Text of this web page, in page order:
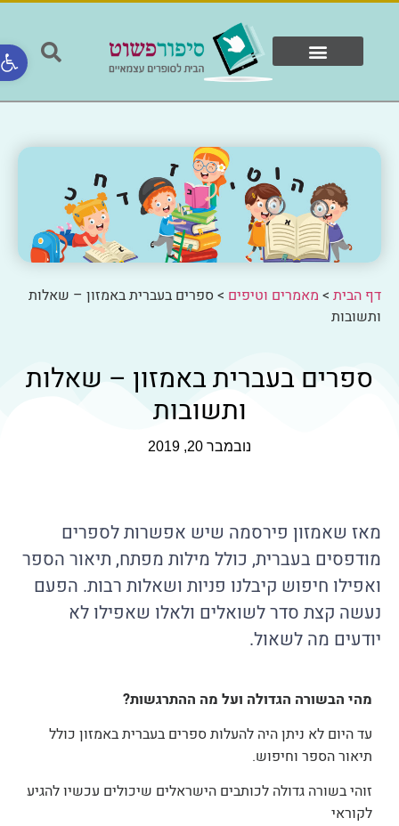
דף הבית>מאמרים וטיפים>ספרים בעברית באמזון – שאלות
ותשובות
ספרים בעברית באמזון – שאלות
ותשובות
נובמבר 20, 2019
מאז שאמזון פירסמה שיש אפשרות לספרים
מודפסים בעברית, כולל מילות מפתח, תיאור הספר
ואפילו חיפוש קיבלנו פניות ושאלות רבות. הפעם
נעשה קצת סדר לשואלים ולאלו שאפילו לא
יודעים מה לשאול.
מהי הבשורה הגדולה ועל מה ההתרגשות?
עד היום לא ניתן היה להעלות ספרים בעברית באמזון כולל
תיאור הספר וחיפוש.
זוהי בשורה גדולה לכותבים הישראלים שיכולים עכשיו להגיע
לקוראי
פתח